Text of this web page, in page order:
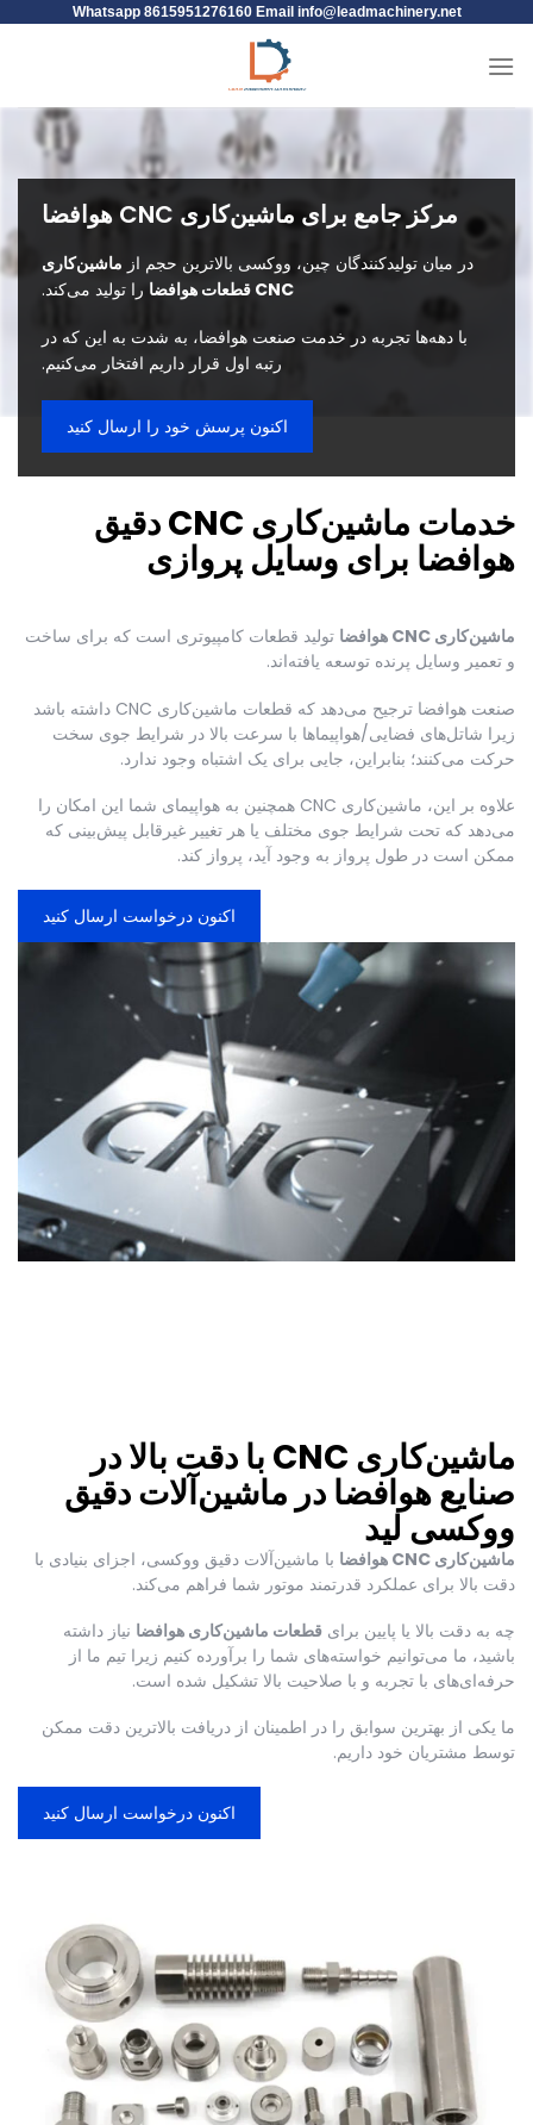
Whatsapp 8615951276160 Email info@leadmachinery.net
مرکز جامع برای ماشین‌کاری CNC هوافضا
در میان تولیدکنندگان چین، ووکسی بالاترین حجم از ماشین‌کاری
CNC قطعات هوافضا
را تولید می‌کند.
با دهه‌ها تجربه در خدمت صنعت هوافضا، به شدت به این که در
رتبه اول قرار داریم افتخار می‌کنیم.
اکنون پرسش خود را ارسال کنید
خدمات ماشین‌کاری CNC دقیق
هوافضا برای وسایل پروازی
ماشین‌کاری CNC هوافضا
تولید قطعات کامپیوتری است که برای ساخت
و تعمیر وسایل پرنده توسعه یافته‌اند.
صنعت هوافضا ترجیح می‌دهد که قطعات ماشین‌کاری CNC داشته باشد
زیرا شاتل‌های فضایی/هواپیماها با سرعت بالا در شرایط جوی سخت
حرکت می‌کنند؛ بنابراین، جایی برای یک اشتباه وجود ندارد.
علاوه بر این، ماشین‌کاری CNC همچنین به هواپیمای شما این امکان را
می‌دهد که تحت شرایط جوی مختلف یا هر تغییر غیرقابل پیش‌بینی که
ممکن است در طول پرواز به وجود آید، پرواز کند.
اکنون درخواست ارسال کنید
ماشین‌کاری CNC با دقت بالا در
صنایع هوافضا در ماشین‌آلات دقیق
ووکسی لید
ماشین‌کاری CNC هوافضا
با ماشین‌آلات دقیق ووکسی، اجزای بنیادی با
دقت بالا برای عملکرد قدرتمند موتور شما فراهم می‌کند.
چه به دقت بالا یا پایین برای قطعات ماشین‌کاری هوافضا نیاز داشته
باشید، ما می‌توانیم خواسته‌های شما را برآورده کنیم زیرا تیم ما از
حرفه‌ای‌های با تجربه و با صلاحیت بالا تشکیل شده است.
ما یکی از بهترین سوابق را در اطمینان از دریافت بالاترین دقت ممکن
توسط مشتریان خود داریم.
اکنون درخواست ارسال کنید